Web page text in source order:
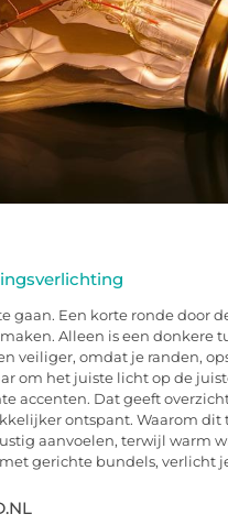
Een korte ronde door
Alleen is een donkere
veiliger, omdat je randen,
om het juiste licht op de
accenten. Dat geeft
ontspant. Waarom
aanvoelen, terwijl warm
gerichte bundels, verlicht